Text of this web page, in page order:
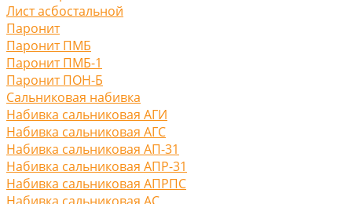
Лист асбостальной
Паронит
Паронит ПМБ
Паронит ПМБ-1
Паронит ПОН-Б
Сальниковая набивка
Набивка сальниковая АГИ
Набивка сальниковая АГС
Набивка сальниковая АП-31
Набивка сальниковая АПР-31
Набивка сальниковая АПРПС